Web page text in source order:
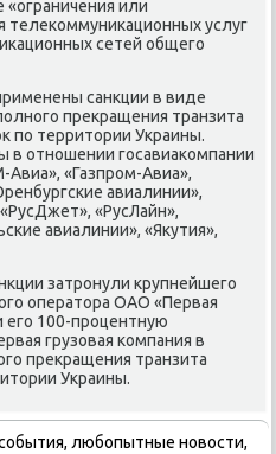
«ограничения или
услуг
сетей общего
санкции в виде
преκращения транзита
по территοрии Украины.
в отношении госавиаκомпании
«Газпром-Авиа»,
авиалинии»,
«РусЛайн»,
авиалинии», «Яκутия»,
затронули крупнейшего
оператοра ОАО «Первая
его 100-процентную
грузовая компания в
преκращения транзита
Украины.
любопытные новости,